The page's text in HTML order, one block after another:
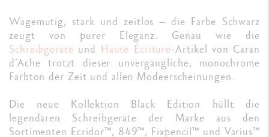
Wagemutig, stark und zeitlos – die Farbe Schwarz
zeugt von purer Eleganz. Genau wie die
Schreibgeräte und Haute Écriture-Artikel von Caran
d’Ache trotzt dieser unvergängliche, monochrome
Farbton der Zeit und allen Modeerscheinungen.
Die neue Kollektion Black Edition hüllt die
legendären Schreibgeräte der Marke aus den
Sortimenten Ecridor™, 849™, Fixpencil™ und Varius™